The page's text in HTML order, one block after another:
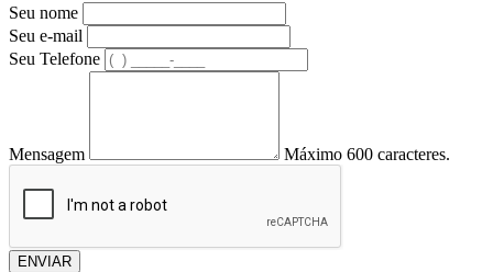
Seu nome
Seu e-mail
Seu Telefone
Mensagem Máximo 600 caracteres.
ENVIAR